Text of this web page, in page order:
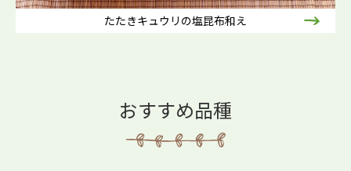
たたきキュウリの塩昆布和え
おすすめ品種